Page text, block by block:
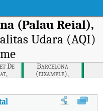
(Palau Reial),
Udara (AQI)
De
Barcelona
(eixample),
Catalunya
Indeks Kualitas Udara